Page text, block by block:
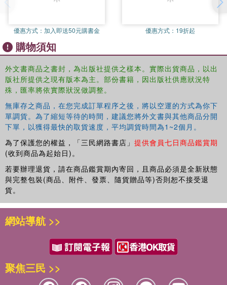
concludes by making a moral case for racial and sexual
equalitarianism and advocates for black leadership to use
the power bases available to it to make reparations for the
civil rights issue of the 21st century.
Power, Philosophy and Egalitarianism
and politics today.
優惠方式： 加入即送50元購書金 優惠方式： 19折起
購物須知
外文書商品之書封，為出版社提供之樣本。實際出貨商品，以出
版社所提供之現有版本為主。部份書籍，因出版社供應狀況特
殊，匯率將依實際狀況做調整。
無庫存之商品，在您完成訂單程序之後，將以空運的方式為你下
單調貨。為了縮短等待的時間，建議您將外文書與其他商品分開
下單，以獲得最快的取貨速度，平均調貨時間為1~2個月。
為了保護您的權益，「三民網路書店」 提供會員七日商品鑑賞期
(收到商品為起始日)。
若要辦理退貨，請在商品鑑賞期內寄回，且商品必須是全新狀態
與完整包裝(商品、附件、發票、隨貨贈品等)否則恕不接受退
貨。
網站導航 >>
聚焦三民 >>